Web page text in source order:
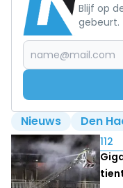
Blijf op
gebeurt.
Nieuws Den
Lees ook
112